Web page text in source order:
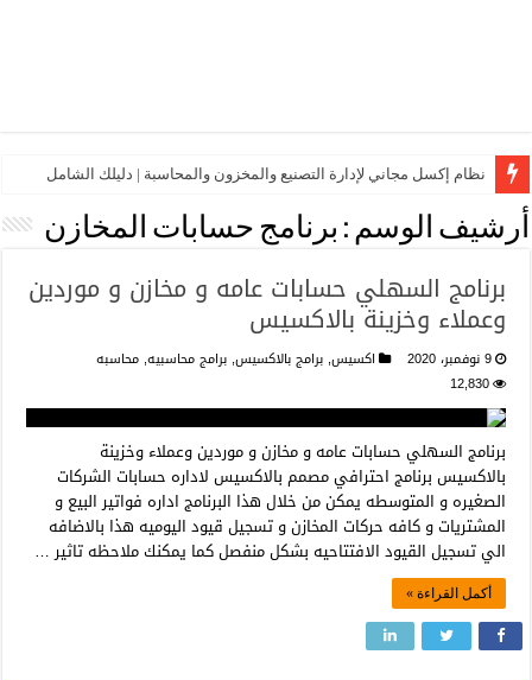
نظام إكسل مجاني لإدارة التصنيع والمخزون والمحاسبة | دليلك الشامل
أرشيف الوسم : برنامج حسابات المخازن
برنامج السهلي حسابات عامه و مخازن و موردين
وعملاء وخزينة بالاكسيس
9 نوفمبر، 2020 اكسيس, برامج بالاكسيس, برامج محاسبيه, محاسبه
12,830
برنامج السهلي حسابات عامه و مخازن و موردين وعملاء وخزينة
بالاكسيس برنامج احترافي مصمم بالاكسيس لاداره حسابات الشركات
الصغيره و المتوسطه يمكن من خلال هذا البرنامج اداره فواتير البيع و
المشتريات و كافه حركات المخازن و تسجيل قيود اليوميه هذا بالاضافه
الي تسجيل القيود الافتتاحيه بشكل منفصل كما يمكنك ملاحظه تاثير …
أكمل القراءة »